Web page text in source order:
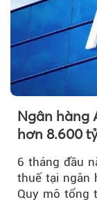
Ngân hàng
hơn 8.600
nợ xấu
6 tháng đầu
thuế tại ngân
Quy mô tổng